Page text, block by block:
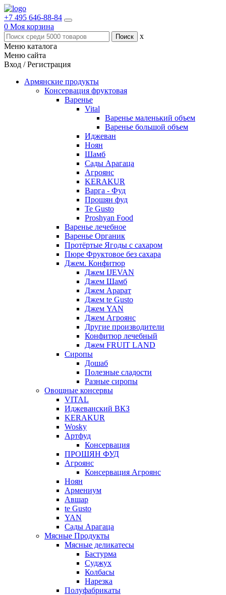
+7 495 646-88-84
0 Моя корзина
x
Меню каталога
Меню сайта
Вход / Регистрация
Армянские продукты
Консервация фруктовая
Варенье
Vital
Варенье маленький объем
Варенье большой объем
Иджеван
Ноян
Шамб
Сады Арагаца
Агроянс
KERAKUR
Варга - Фуд
Прошян фуд
Te Gusto
Proshyan Food
Варенье лечебное
Варенье Органик
Протёртые Ягоды с сахаром
Пюре Фруктовое без сахара
Джем. Конфитюр
Джем IJEVAN
Джем Шамб
Джем Арарат
Джем te Gusto
Джем YAN
Джем Агроянс
Другие производители
Конфитюр лечебный
Джем FRUIT LAND
Сиропы
Дошаб
Полезные сладости
Разные сиропы
Овощные консервы
VITAL
Иджеванский ВКЗ
KERAKUR
Wosky
Артфуд
Консервация
ПРОШЯН ФУД
Агроянс
Консервация Агроянс
Ноян
Армениум
Авшар
te Gusto
YAN
Сады Арагаца
Мясные Продукты
Мясные деликатесы
Бастурма
Суджух
Колбасы
Нарезка
Полуфабрикаты